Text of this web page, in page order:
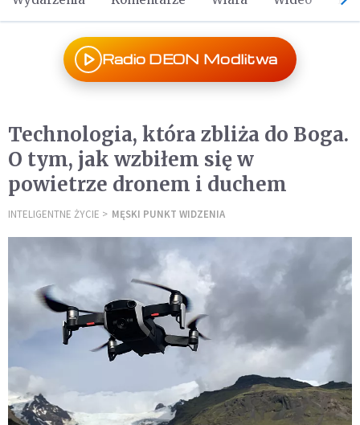
Radio DEON Modlitwa
Technologia, która zbliża do Boga.
O tym, jak wzbiłem się w
powietrze dronem i duchem
INTELIGENTNE ŻYCIE MĘSKI PUNKT WIDZENIA